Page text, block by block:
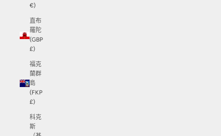
€)
直布
羅陀
(GBP
£)
福克
蘭群
島
(FKP
£)
科克
斯